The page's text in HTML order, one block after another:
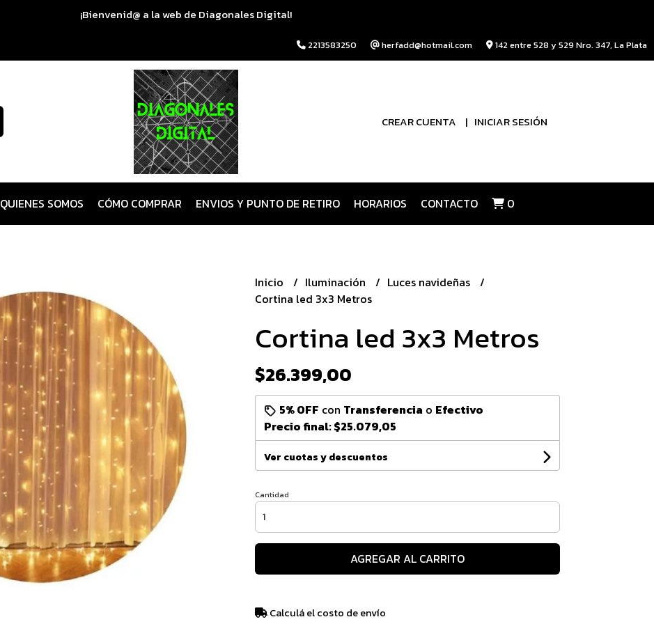
¡Bienvenid@ a la web de Diagonales Digital!
2213583250 herfadd@hotmail.com 142 entre 528 y 529 Nro. 347, La Plata
CREAR CUENTA INICIAR SESIÓN
QUIENES SOMOS CÓMO COMPRAR ENVIOS Y PUNTO DE RETIRO HORARIOS CONTACTO 0
Inicio Iluminación
Luces navideñas
Cortina led 3x3 Metros
Cortina led 3x3 Metros
$26.399,00
5% OFF con Transferencia o Efectivo
Precio final:$25.079,05
Ver cuotas y descuentos
Cantidad
AGREGAR AL CARRITO
Calculá el costo de envío